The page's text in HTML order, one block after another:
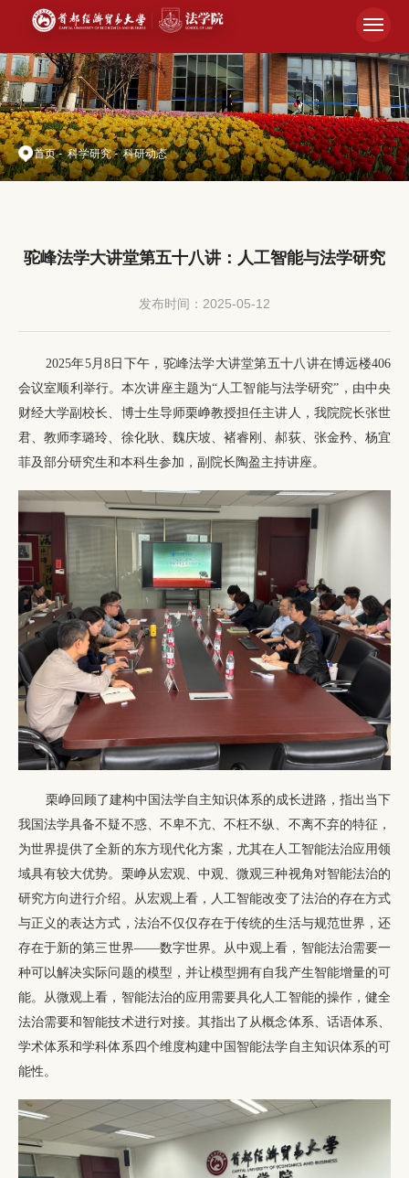
首页- 科学研究- 科研动态
驼峰法学大讲堂第五十八讲：人工智能与法学研究
发布时间：2025-05-12
2025年5月8日下午，驼峰法学大讲堂第五十八讲在博远楼406
会议室顺利举行。本次讲座主题为“人工智能与法学研究”，由中央
财经大学副校长、博士生导师栗峥教授担任主讲人，我院院长张世
君、教师李璐玲、徐化耿、魏庆坡、褚睿刚、郝荻、张金矜、杨宜
菲及部分研究生和本科生参加，副院长陶盈主持讲座。
栗峥回顾了建构中国法学自主知识体系的成长进路，指出当下
我国法学具备不疑不惑、不卑不亢、不枉不纵、不离不弃的特征，
为世界提供了全新的东方现代化方案，尤其在人工智能法治应用领
域具有较大优势。栗峥从宏观、中观、微观三种视角对智能法治的
研究方向进行介绍。从宏观上看，人工智能改变了法治的存在方式
与正义的表达方式，法治不仅仅存在于传统的生活与规范世界，还
存在于新的第三世界——数字世界。从中观上看，智能法治需要一
种可以解决实际问题的模型，并让模型拥有自我产生智能增量的可
能。从微观上看，智能法治的应用需要具化人工智能的操作，健全
法治需要和智能技术进行对接。其指出了从概念体系、话语体系、
学术体系和学科体系四个维度构建中国智能法学自主知识体系的可
能性。